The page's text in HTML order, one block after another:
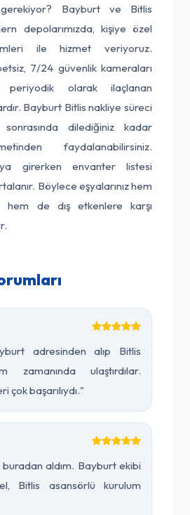
Bayburt ve Bitlis
depolarımızda, kişiye özel
ile hizmet veriyoruz.
7/24 güvenlik kameraları
olarak ilaçlanan
Bayburt Bitlis nakliye süreci
dilediğiniz kadar
faydalanabilirsiniz.
girerken envanter listesi
Böylece eşyalarınız hem
hem de dış etkenlere karşı
adresinden alıp Bitlis
zamanında ulaştırdılar.
çok başarılıydı."
buradan aldım. Bayburt ekibi
Bitlis asansörlü kurulum